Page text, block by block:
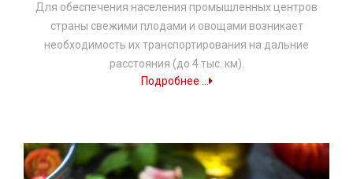
Для обеспечения населения промышленных центров
страны свежими плодами и овощами возникает
необходимость их транспортирования на дальние
расстояния (до 4 тыс. км).
Подробнее ...